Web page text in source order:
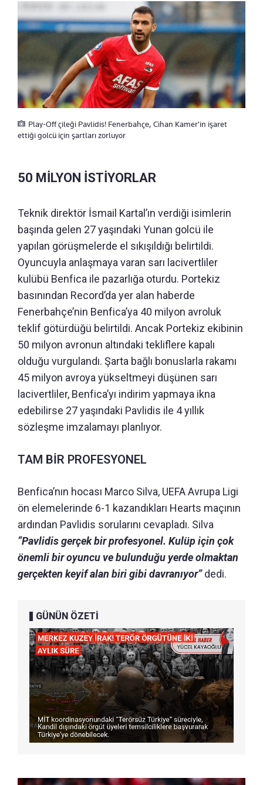
Play-Off çileği Pavlidis! Fenerbahçe, Cihan Kamer'in işaret
ettiği golcü için şartları zorluyor
50 MİLYON İSTİYORLAR
Teknik direktör İsmail Kartal’ın verdiği isimlerin
başında gelen 27 yaşındaki Yunan golcü ile
yapılan görüşmelerde el sıkışıldığı belirtildi.
Oyuncuyla anlaşmaya varan sarı lacivertliler
kulübü Benfica ile pazarlığa oturdu. Portekiz
basınından Record’da yer alan haberde
Fenerbahçe’nin Benfica’ya 40 milyon avroluk
teklif götürdüğü belirtildi. Ancak Portekiz ekibinin
50 milyon avronun altındaki tekliflere kapalı
olduğu vurgulandı. Şarta bağlı bonuslarla rakamı
45 milyon avroya yükseltmeyi düşünen sarı
lacivertliler, Benfica’yı indirim yapmaya ikna
edebilirse 27 yaşındaki Pavlidis ile 4 yıllık
sözleşme imzalamayı planlıyor.
TAM BİR PROFESYONEL
Benfica’nın hocası Marco Silva, UEFA Avrupa Ligi
ön elemelerinde 6-1 kazandıkları Hearts maçının
ardından Pavlidis sorularını cevapladı. Silva
“Pavlidis gerçek bir profesyonel. Kulüp için çok
önemli bir oyuncu ve bulunduğu yerde olmaktan
gerçekten keyif alan biri gibi davranıyor”dedi.
GÜNÜN ÖZETİ